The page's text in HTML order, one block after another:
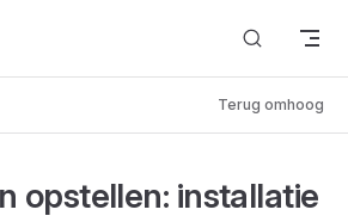
Terug omhoog
opstellen: installatie